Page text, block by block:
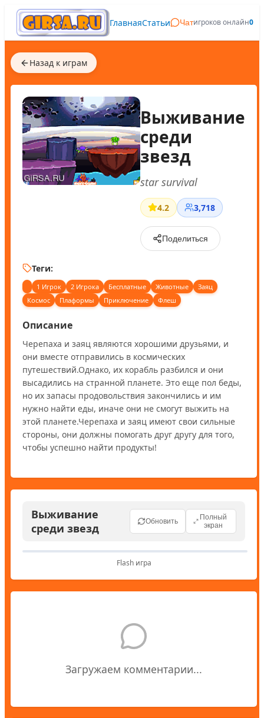
ГлавнаяСтатьи Чатигроков онлайн0
Назад к играм
Выживание
среди
звезд
star survival
4.2 3,718
Поделиться
Теги:
1 Игрок 2 Игрока Бесплатные Животные
Заяц
Космос
Плаформы Приключение Флеш
Описание
Черепаха и заяц являются хорошими друзьями, и
они вместе отправились в космических
путешествий.Однако, их корабль разбился и они
высадились на странной планете. Это еще пол беды,
но их запасы продовольствия закончились и им
нужно найти еды, иначе они не смогут выжить на
этой планете.Черепаха и заяц имеют свои сильные
стороны, они должны помогать друг другу для того,
чтобы успешно найти продукты!
Выживание
среди звезд
Обновить
Полный
экран
Flash игра
Загружаем комментарии...